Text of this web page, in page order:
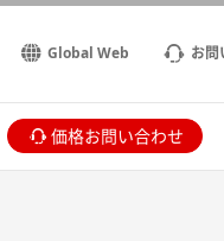
Global Web お問
価格お問い合わせ